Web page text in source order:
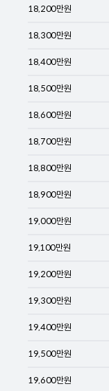
18,200만원
18,300만원
18,400만원
18,500만원
18,600만원
18,700만원
18,800만원
18,900만원
19,000만원
19,100만원
19,200만원
19,300만원
19,400만원
19,500만원
19,600만원